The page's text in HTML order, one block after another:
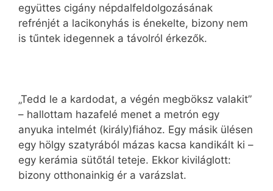
együttes cigány népdalfeldolgozásának
refrénjét a lacikonyhás is énekelte, bizony nem
is tűntek idegennek a távolról érkezők.
„Tedd le a kardodat, a végén megböksz valakit”
– hallottam hazafelé menet a metrón egy
anyuka intelmét (király)fiához. Egy másik ülésen
egy hölgy szatyrából mázas kacsa kandikált ki –
egy kerámia sütőtál teteje. Ekkor kiviláglott:
bizony otthonainkig ér a varázslat.